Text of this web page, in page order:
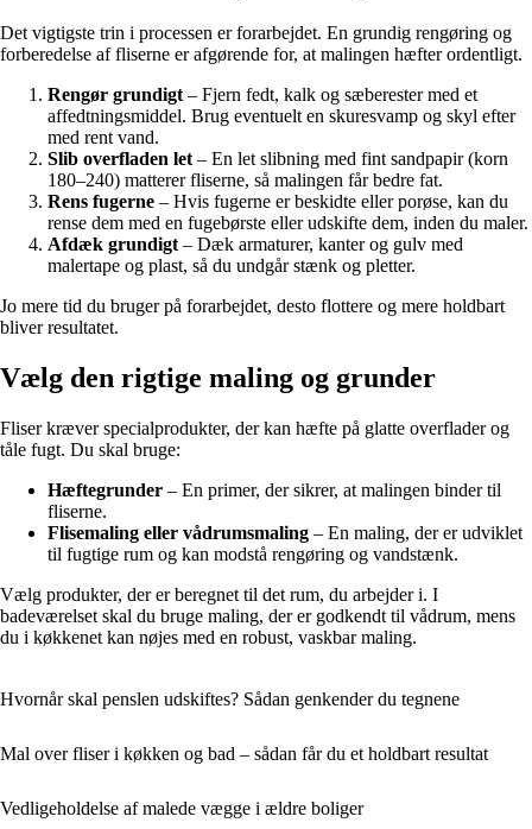
Det vigtigste trin i processen er forarbejdet. En grundig rengøring og
forberedelse af fliserne er afgørende for, at malingen hæfter ordentligt.
Rengør grundigt– Fjern fedt, kalk og sæberester med et
affedtningsmiddel. Brug eventuelt en skuresvamp og skyl efter
med rent vand.
Slib overfladen let– En let slibning med fint sandpapir (korn
180–240) matterer fliserne, så malingen får bedre fat.
Rens fugerne – Hvis fugerne er beskidte eller porøse, kan du
rense dem med en fugebørste eller udskifte dem, inden du maler.
Afdæk grundigt– Dæk armaturer, kanter og gulv med
malertape og plast, så du undgår stænk og pletter.
Jo mere tid du bruger på forarbejdet, desto flottere og mere holdbart
bliver resultatet.
Vælg den rigtige maling og grunder
Fliser kræver specialprodukter, der kan hæfte på glatte overflader og
tåle fugt. Du skal bruge:
Hæftegrunder – En primer, der sikrer, at malingen binder til
fliserne.
Flisemaling eller vådrumsmaling – En maling, der er udviklet
til fugtige rum og kan modstå rengøring og vandstænk.
Vælg produkter, der er beregnet til det rum, du arbejder i. I
badeværelset skal du bruge maling, der er godkendt til vådrum, mens
du i køkkenet kan nøjes med en robust, vaskbar maling.
Hvornår skal penslen udskiftes? Sådan genkender du tegnene
Mal over fliser i køkken og bad – sådan får du et holdbart resultat
Vedligeholdelse af malede vægge i ældre boliger